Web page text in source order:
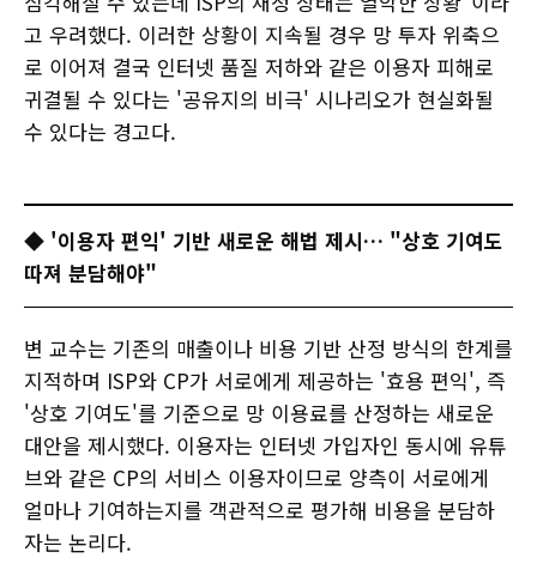
고 우려했다. 이러한 상황이 지속될 경우 망 투자 위축으
로 이어져 결국 인터넷 품질 저하와 같은 이용자 피해로
귀결될 수 있다는 '공유지의 비극' 시나리오가 현실화될
수 있다는 경고다.
◆ '이용자 편익' 기반 새로운 해법 제시… "상호 기여도
따져 분담해야"
변 교수는 기존의 매출이나 비용 기반 산정 방식의 한계를
지적하며 ISP와 CP가 서로에게 제공하는 '효용 편익', 즉
'상호 기여도'를 기준으로 망 이용료를 산정하는 새로운
대안을 제시했다. 이용자는 인터넷 가입자인 동시에 유튜
브와 같은 CP의 서비스 이용자이므로 양측이 서로에게
얼마나 기여하는지를 객관적으로 평가해 비용을 분담하
자는 논리다.